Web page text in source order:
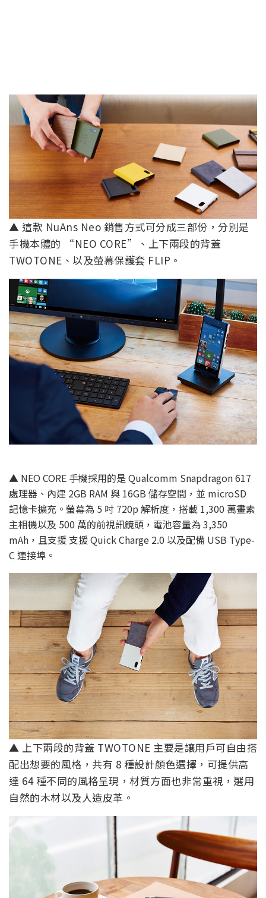
▲ 這款 NuAns Neo 銷售方式可分成三部份，分別是
手機本體的 “NEO CORE”、上下兩段的背蓋
TWOTONE、以及螢幕保護套 FLIP。
▲ NEO CORE 手機採用的是 Qualcomm Snapdragon 617
處理器、內建 2GB RAM 與 16GB 儲存空間，並 microSD
記憶卡擴充。螢幕為 5 吋 720p 解析度，搭載 1,300 萬畫素
主相機以及 500 萬的前視訊鏡頭，電池容量為 3,350
mAh，且支援 支援 Quick Charge 2.0 以及配備 USB Type-
C 連接埠。
▲ 上下兩段的背蓋 TWOTONE 主要是讓用戶可自由搭
配出想要的風格，共有 8 種設計顏色選擇，可提供高
達 64 種不同的風格呈現，材質方面也非常重視，選用
自然的木材以及人造皮革。